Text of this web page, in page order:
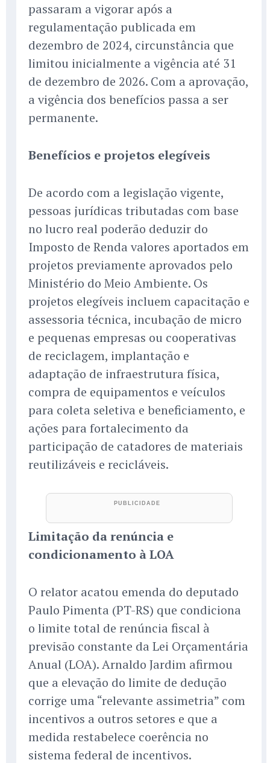
passaram a vigorar após a
regulamentação publicada em
dezembro de 2024, circunstância que
limitou inicialmente a vigência até 31
de dezembro de 2026. Com a aprovação,
a vigência dos benefícios passa a ser
permanente.
Benefícios e projetos elegíveis
De acordo com a legislação vigente,
pessoas jurídicas tributadas com base
no lucro real poderão deduzir do
Imposto de Renda valores aportados em
projetos previamente aprovados pelo
Ministério do Meio Ambiente. Os
projetos elegíveis incluem capacitação e
assessoria técnica, incubação de micro
e pequenas empresas ou cooperativas
de reciclagem, implantação e
adaptação de infraestrutura física,
compra de equipamentos e veículos
para coleta seletiva e beneficiamento, e
ações para fortalecimento da
participação de catadores de materiais
reutilizáveis e recicláveis.
Limitação da renúncia e
condicionamento à LOA
O relator acatou emenda do deputado
Paulo Pimenta (PT-RS) que condiciona
o limite total de renúncia fiscal à
previsão constante da Lei Orçamentária
Anual (LOA). Arnaldo Jardim afirmou
que a elevação do limite de dedução
corrige uma “relevante assimetria” com
incentivos a outros setores e que a
medida restabelece coerência no
sistema federal de incentivos.